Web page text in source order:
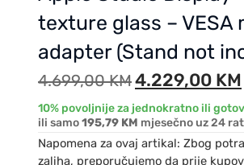
texture glass – VESA
adapter (Stand not
4.699,00KM4.229,00 KM
10% povoljnije za jednokratno ili
ili samo195,79 KM mjesečno uz 24
Napomena za ovaj artikal: Zbog
zaliha, preporučujemo da prije